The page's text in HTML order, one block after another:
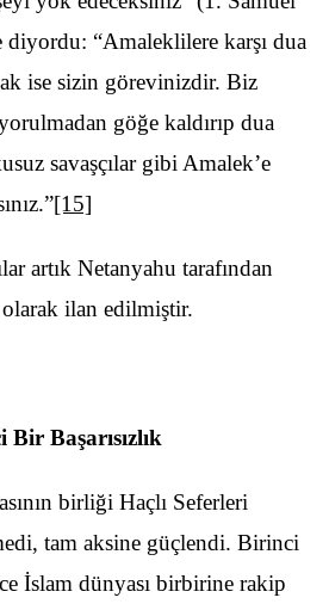
“Amaleklilere karşı dua
ise sizin görevinizdir. Biz
göğe kaldırıp dua
savaşçılar gibi Amalek’e
[15]
artık Netanyahu tarafından
ilan edilmiştir.
Başarısızlık
birliği Haçlı Seferleri
tam aksine güçlendi. Birinci
İslam dünyası birbirine rakip